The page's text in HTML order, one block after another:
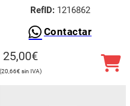
RefID:1216862
Contactar
25,00€
20,66€